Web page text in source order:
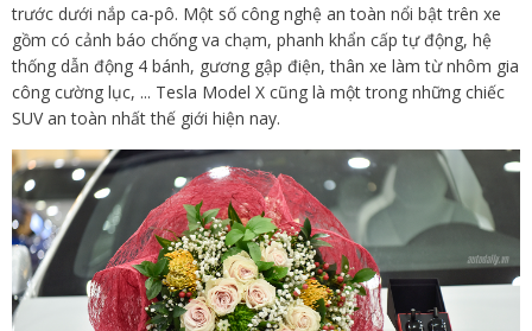
trước dưới nắp ca-pô. Một số công nghệ an toàn nổi bật trên xe
gồm có cảnh báo chống va chạm, phanh khẩn cấp tự động, hệ
thống dẫn động 4 bánh, gương gập điện, thân xe làm từ nhôm gia
công cường lục, ... Tesla Model X cũng là một trong những chiếc
SUV an toàn nhất thế giới hiện nay.